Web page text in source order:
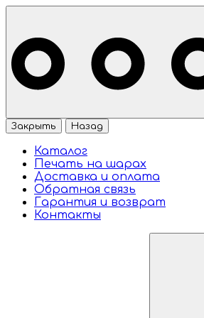
Закрыть Назад
Каталог
Печать на шарах
Доставка и оплата
Обратная связь
Гарантия и возврат
Контакты